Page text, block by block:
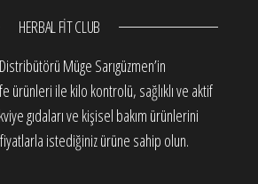
HERBAL FIT CLUB
Müge Sarıgüzmen’in
ürünleri ile kilo kontrolü, sağlıklı ve aktif
gıdaları ve kişisel bakım ürünlerini
istediğiniz ürüne sahip olun.